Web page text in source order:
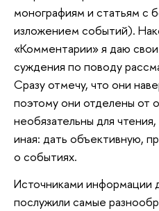
монографиям и статьям с
изложением событий).
«Комментарии» я даю
суждения по поводу
Сразу отмечу, что они
поэтому они отделены от
необязательны для
иная: дать объективную,
о событиях.
Источниками информации
послужили самые